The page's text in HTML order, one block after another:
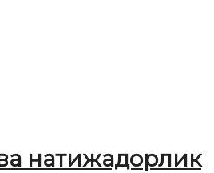
натижадорлик